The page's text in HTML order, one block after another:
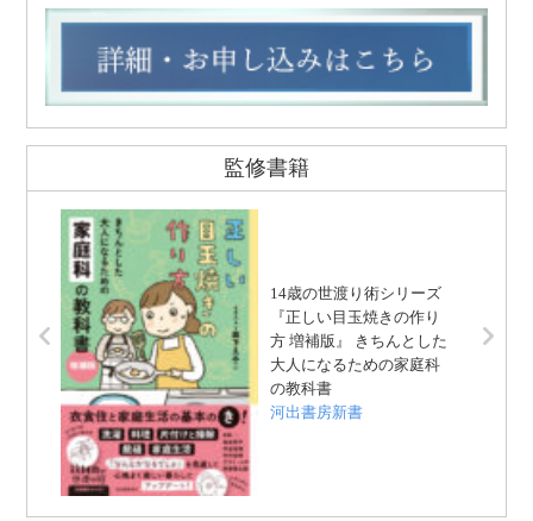
監修書籍
14歳の世渡り術シリーズ
『正しい目玉焼きの作り
方 増補版』 きちんとした
大人になるための家庭科
の教科書
河出書房新書